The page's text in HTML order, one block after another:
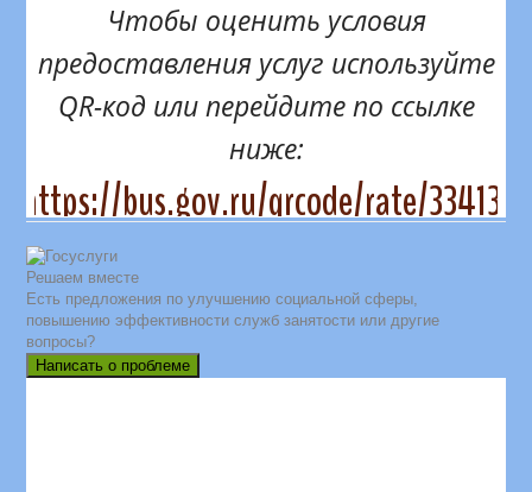
Чтобы оценить условия
предоставления услуг используйте
QR-код или перейдите по ссылке
ниже:
https://bus.gov.ru/qrcode/rate/334131
Решаем вместе
Есть предложения по улучшению социальной сферы,
повышению эффективности служб занятости или другие
вопросы?
Написать о проблеме